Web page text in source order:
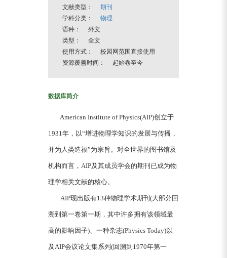
文献类型： 期刊
学科分类： 物理
语种： 外文
类型： 全文
使用方式： 校园网范围直接使用
资源覆盖时间： 起始卷至今
数据库简介
American Institute of Physics(AIP)创立于
1931年，以“增进物理学知识的发展与传播，
并为人类造福”为宗旨。对全世界的图书馆及
机构而言，AIP及其成员学会的期刊已成为物
理学相关文献的核心。
AIP现出版有13种物理学术期刊(大部分回
溯到第一卷第一期，其中许多拥有该领域最
高的影响因子)、一种杂志(Physics Today)以
及AIP会议论文集系列(回溯到1970年第一